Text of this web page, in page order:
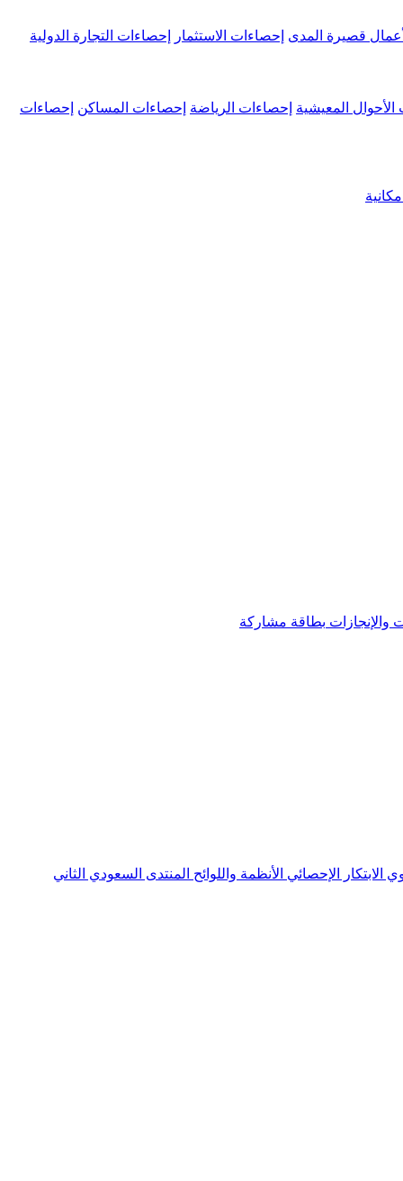
قصيرة المدى إحصاءات الاستثمار إحصاءات التجارة الدولية
الأحوال المعيشية إحصاءات الرياضة إحصاءات المساكن إحصاءات
والإنجازات بطاقة مشاركة
الابتكار الإحصائي الأنظمة واللوائح المنتدى السعودي الثاني